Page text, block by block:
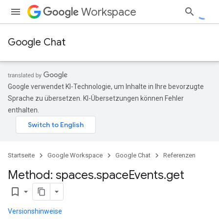
Workspace
Google Chat
Google verwendet KI-Technologie, um Inhalte in Ihre bevorzugte
Sprache zu übersetzen. KI-Übersetzungen können Fehler
enthalten.
Startseite Google Workspace Google Chat Referenzen
Method: spaces.spaceEvents.get
bookmark_border
Versionshinweise